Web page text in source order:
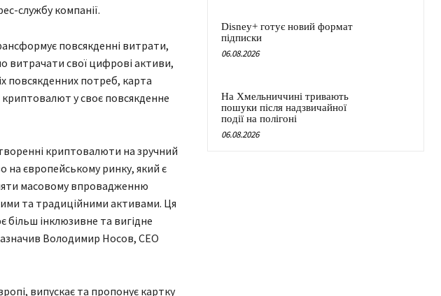
службу компанії.
повсякденні витрати,
витрачати свої цифрові активи,
повсякденних потреб, карта
у своє повсякденне
криптовалюти на зручний
на європейському ринку, який є
масовому впровадженню
та традиційними активами. Ця
інклюзивне та вигідне
Володимир Носов, СЕО
випускає та пропонує картку
Disney+ готує новий формат
підписки
06.08.2026
На Хмельниччині тривають
пошуки після надзвичайної
події на полігоні
06.08.2026